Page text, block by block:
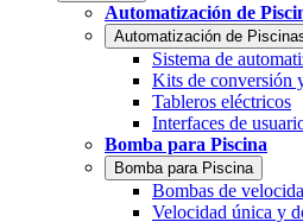
Automatización de
Automatización de
Sistema de
Kits de conversión
Tableros eléctricos
Interfaces de
Bomba para Piscina
Bomba para Piscina
Bombas de
Velocidad única y